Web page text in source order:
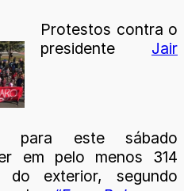
Protestos contra o
presidente Jair
para este sábado
em pelo menos 314
exterior, segundo